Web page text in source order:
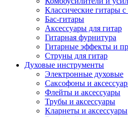
Классические гитары
Бас-гитары
Аксессуары для гитар
Гитарная фурнитура
Гитарные эффекты и
Струны для гитар
Духовые инструменты
Электронные духовые
Саксофоны и
Флейты и аксессуары
Трубы и аксессуары
Кларнеты и аксессуары